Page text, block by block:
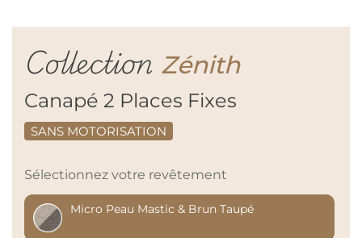
Collection Zénith
Canapé 2 Places Fixes
SANS MOTORISATION
Sélectionnez votre revêtement
Micro Peau Mastic & Brun Taupé